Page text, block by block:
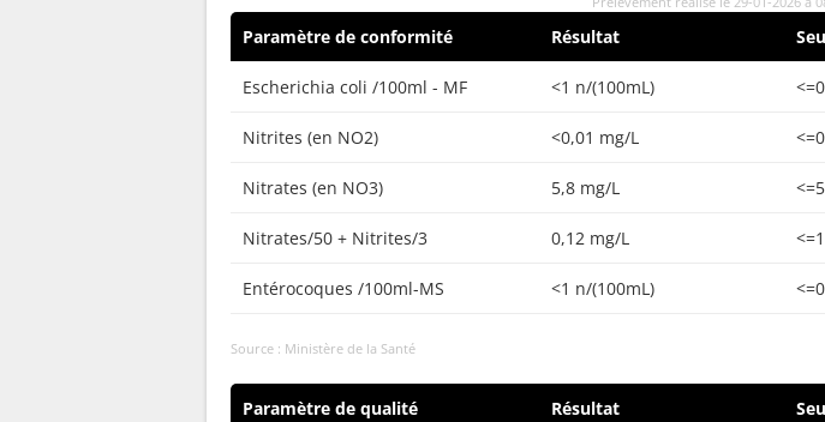
Paramètre de conformité Résultat
Escherichia coli /100ml - MF <1 n/(100mL)
Nitrites (en NO2) <0,01 mg/L
Nitrates (en NO3) 5,8 mg/L
Nitrates/50 + Nitrites/3 0,12 mg/L
Entérocoques /100ml-MS <1 n/(100mL)
Source : Ministère de la Santé
Paramètre de qualité Résultat